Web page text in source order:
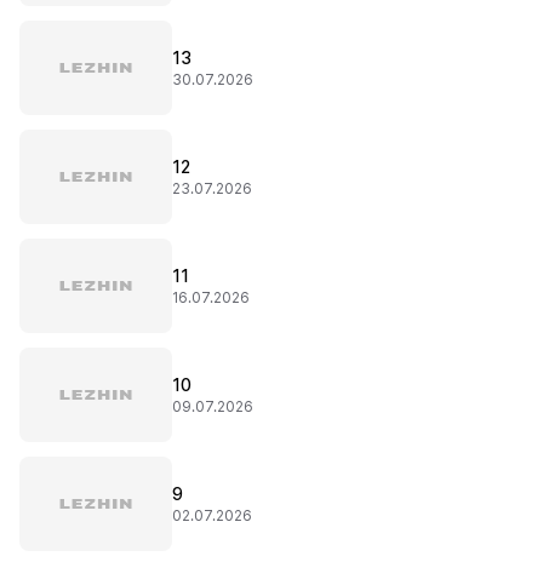
13
30.07.2026
12
23.07.2026
11
16.07.2026
10
09.07.2026
9
02.07.2026